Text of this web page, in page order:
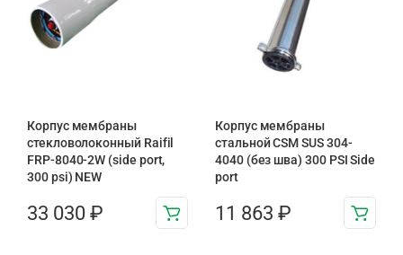
Корпус мембраны
стекловолоконный Raifil
FRP-8040-2W (side port,
300 psi) NEW
33 030 ₽
Корпус мембраны
стальной CSM SUS 304-
4040 (без шва) 300 PSI Side
port
11 863 ₽